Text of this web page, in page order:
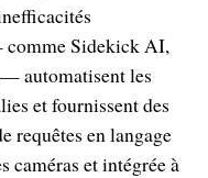
Sidekick AI,
automatisent les
et fournissent des
requêtes en langage
caméras et intégrée à